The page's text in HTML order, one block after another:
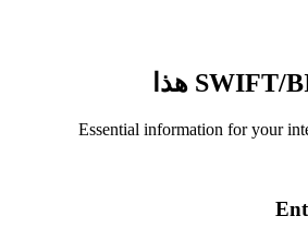
Essential information for your